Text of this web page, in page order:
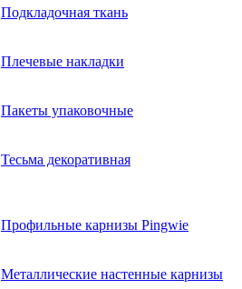
Подкладочная ткань
Плечевые накладки
Пакеты упаковочные
Тесьма декоративная
Профильные карнизы Pingwie
Металлические настенные карнизы